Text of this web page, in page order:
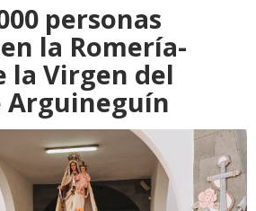
personas
la Romería-
la Virgen del
Arguineguín